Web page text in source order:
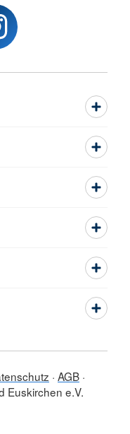
AGB
Euskirchen e.V.